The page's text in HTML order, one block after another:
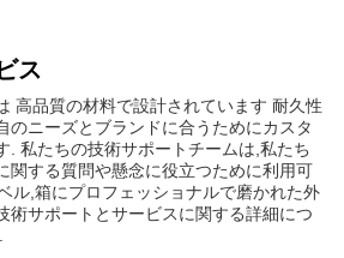
ス
高品質の材料で設計されています 耐久性
のニーズとブランドに合うためにカスタ
. 私たちの技術サポートチームは,私たち
関する質問や懸念に役立つために利用可
ル,箱にプロフェッショナルで磨かれた外
術サポートとサービスに関する詳細につ